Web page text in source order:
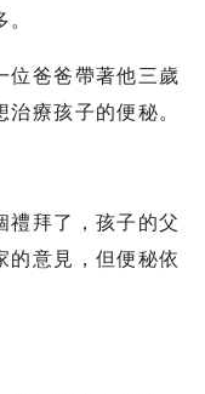
位爸爸帶著他三歲
療孩子的便秘。
禮拜了，孩子的父
的意見，但便秘依